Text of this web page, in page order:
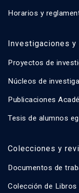
Horarios y
Investigaciones y
Proyectos de
Núcleos de
Publicaciones
Tesis de alumnos
Colecciones y
Documentos de
Colección de Libros